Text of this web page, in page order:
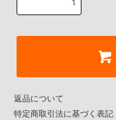
返品について
特定商取引法に基づく表記